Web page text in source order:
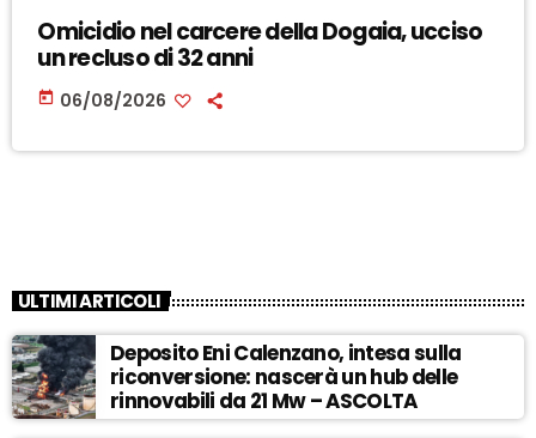
Omicidio nel carcere della Dogaia, ucciso
un recluso di 32 anni
today 06/08/2026
ULTIMI ARTICOLI
Deposito Eni Calenzano, intesa sulla
riconversione: nascerà un hub delle
rinnovabili da 21 Mw – ASCOLTA